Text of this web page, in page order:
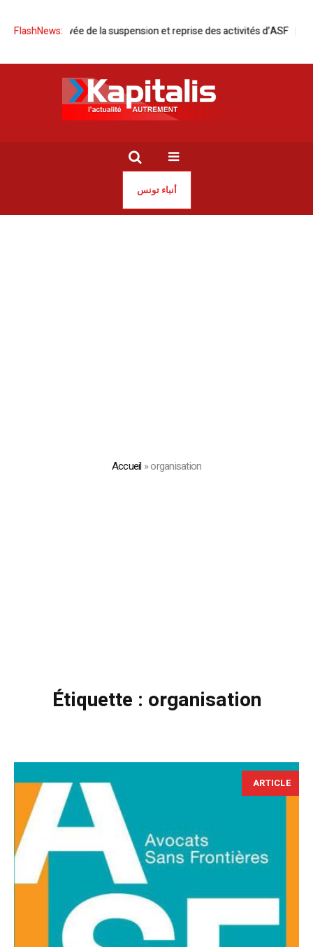
FlashNews:
| Levée de la suspension et reprise des activités d’ASF
أنباء تونس
Accueil »organisation
Étiquette : organisation
ARTICLE